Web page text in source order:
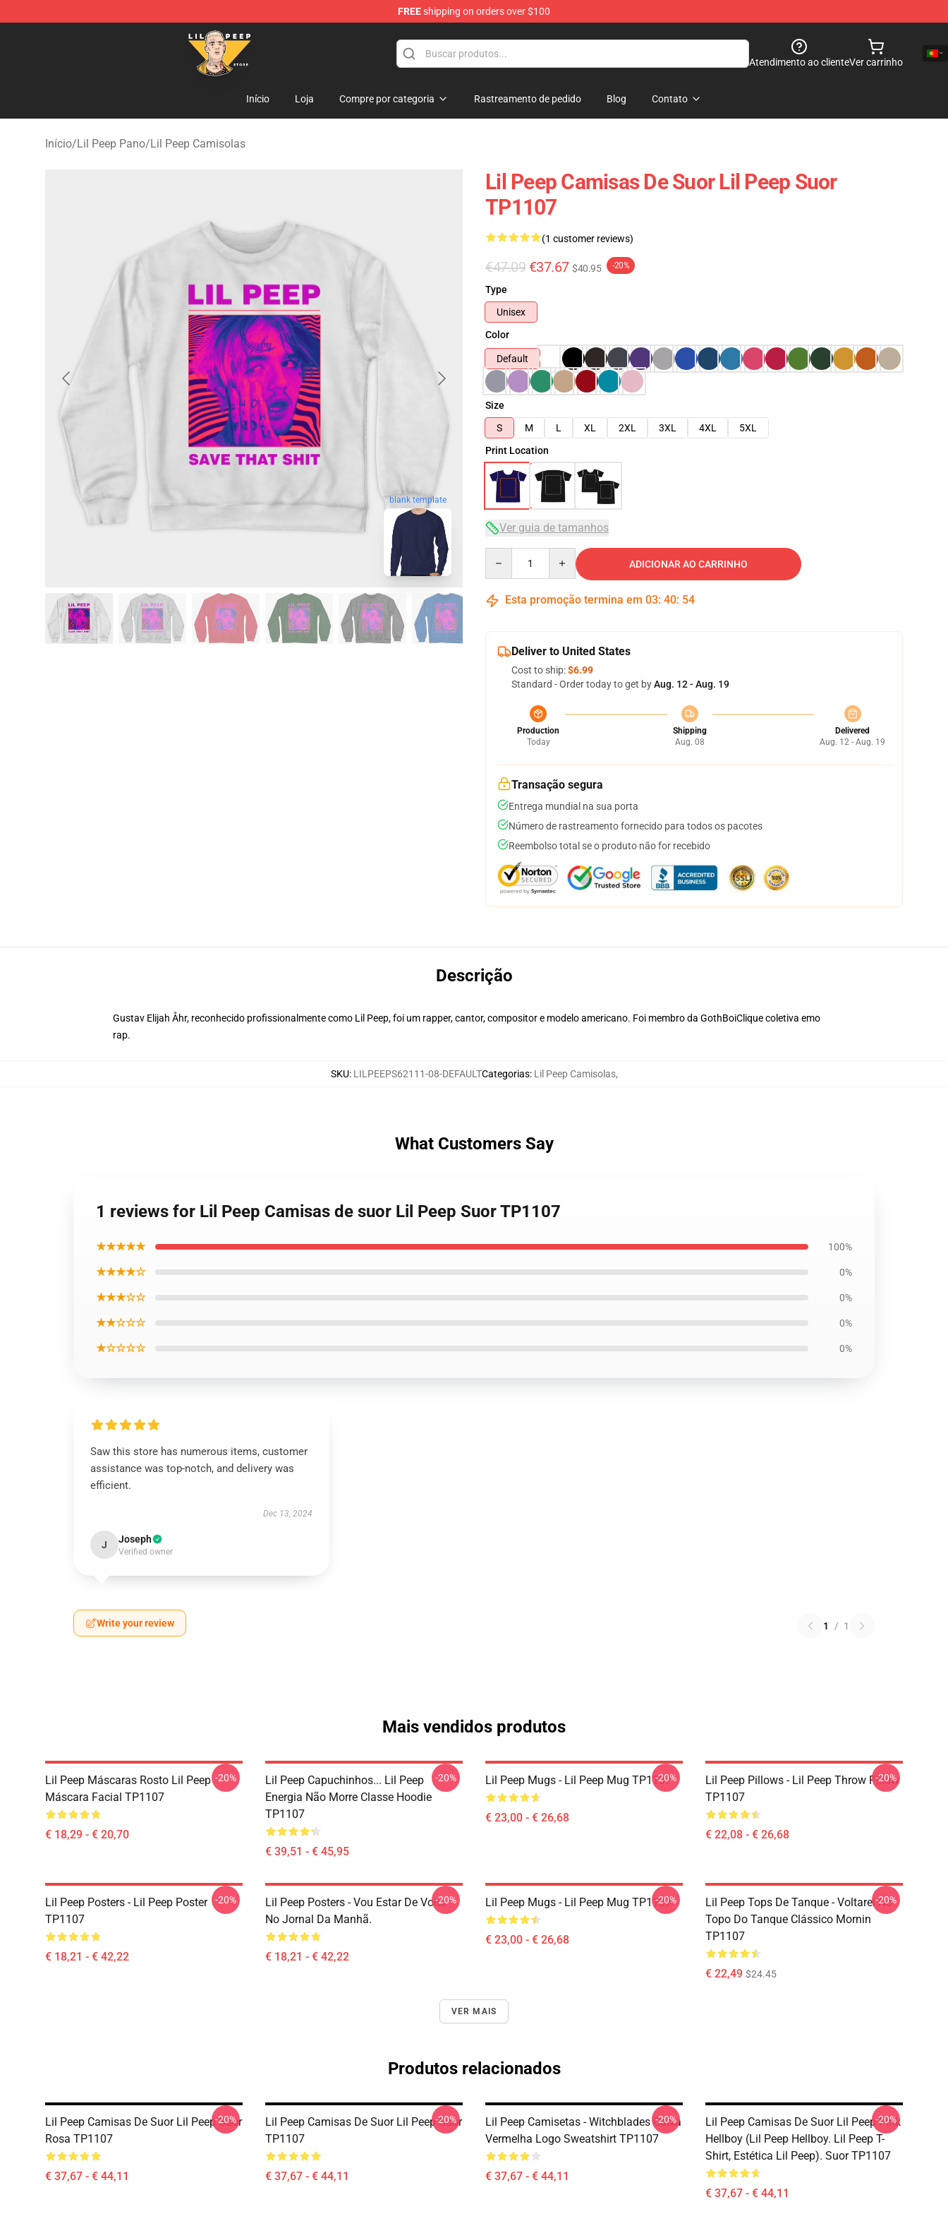
FREEshipping on orders over $100
Lil Peep Store - Official Lil Peep Merchandise Shop
Atendimento ao clienteVer carrinho
Início Loja Compre por categoria Rastreamento de pedido Blog Contato
Início/Lil Peep Pano/Lil Peep Camisolas
blank template
Lil Peep Camisas De Suor Lil Peep Suor
TP1107
(1 customer reviews)
€47.09 €37.67 $40.95 -20%
Type
Unisex
Color
Default
Size
S
M L XL 2XL 3XL 4XL
5XL
Print Location
Ver guia de tamanhos
ADICIONAR AO CARRINHO
Esta promoção termina em 03: 40: 53
Deliver to United States
Cost to ship:$6.99
Standard - Order today to get byAug. 12 - Aug. 19
Production
Today
Shipping
Aug. 08
Delivered
Aug. 12 - Aug. 19
Transação segura
Entrega mundial na sua porta
Número de rastreamento fornecido para todos os pacotes
Reembolso total se o produto não for recebido
Descrição
Gustav Elijah Åhr, reconhecido profissionalmente como Lil Peep, foi um rapper, cantor, compositor e modelo americano. Foi membro da GothBoiClique coletiva emo
rap.
SKU: LILPEEPS62111-08-DEFAULTCategorias: Lil Peep Camisolas,
What Customers Say
1 reviews for Lil Peep Camisas de suor Lil Peep Suor TP1107
★★★★★ 100%
★★★★☆ 0%
★★★☆☆ 0%
★★☆☆☆ 0%
★☆☆☆☆ 0%
Saw this store has numerous items, customer
assistance was top-notch, and delivery was
efficient.
Dec 13, 2024
J Joseph
Verified owner
Write your review 1 / 1
Mais vendidos produtos
Lil Peep Máscaras Rosto Lil Peep
Máscara Facial TP1107
€ 18,29 - € 20,70
-20%
Lil Peep Capuchinhos... Lil Peep
Energia Não Morre Classe Hoodie
TP1107
€ 39,51 - € 45,95
-20% Lil Peep Mugs - Lil Peep Mug TP1107
€ 23,00 - € 26,68
-20%
Lil Peep Pillows - Lil Peep Throw Pillow
TP1107
€ 22,08 - € 26,68
-20%
Lil Peep Posters - Lil Peep Poster
TP1107
€ 18,21 - € 42,22
-20%
Lil Peep Posters - Vou Estar De Volta
No Jornal Da Manhã.
€ 18,21 - € 42,22
-20% Lil Peep Mugs - Lil Peep Mug TP1107
€ 23,00 - € 26,68
-20%
Lil Peep Tops De Tanque - Voltarei No
Topo Do Tanque Clássico Mornin
TP1107
€ 22,49 $24.45
-20%
VER MAIS
Produtos relacionados
Lil Peep Camisas De Suor Lil Peep Suor
Rosa TP1107
€ 37,67 - € 44,11
-20%
Lil Peep Camisas De Suor Lil Peep Suor
TP1107
€ 37,67 - € 44,11
-20%
Lil Peep Camisetas - Witchblades Caixa
Vermelha Logo Sweatshirt TP1107
€ 37,67 - € 44,11
-20%
Lil Peep Camisas De Suor Lil Peep Pink
Hellboy (Lil Peep Hellboy. Lil Peep T-
Shirt, Estética Lil Peep). Suor TP1107
€ 37,67 - € 44,11
-20%